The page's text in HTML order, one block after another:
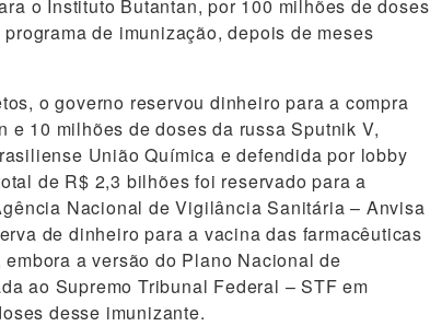
o Instituto Butantan, por 100 milhões de doses
de imunização, depois de meses
o governo reservou dinheiro para a compra
10 milhões de doses da russa Sputnik V,
União Química e defendida por lobby
de R$ 2,3 bilhões foi reservado para a
Nacional de Vigilância Sanitária – Anvisa
de dinheiro para a vacina das farmacêuticas
a versão do Plano Nacional de
ao Supremo Tribunal Federal – STF em
desse imunizante.